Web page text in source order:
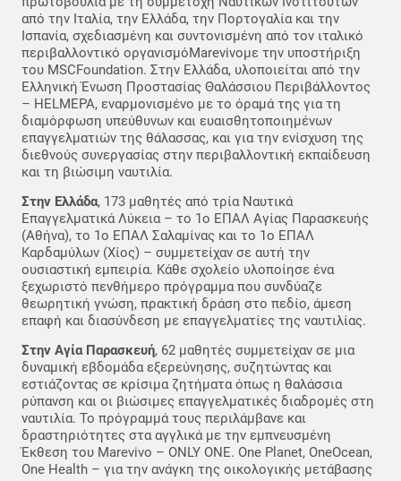
από την Ιταλία, την Ελλάδα, την Πορτογαλία και την
Ισπανία, σχεδιασμένη και συντονισμένη από τον ιταλικό
περιβαλλοντικό οργανισμόMarevivoμε την υποστήριξη
του MSCFoundation. Στην Ελλάδα, υλοποιείται από την
Ελληνική Ένωση Προστασίας Θαλάσσιου Περιβάλλοντος
– HELMEPA, εναρμονισμένο με το όραμά της για τη
διαμόρφωση υπεύθυνων και ευαισθητοποιημένων
επαγγελματιών της θάλασσας, και για την ενίσχυση της
διεθνούς συνεργασίας στην περιβαλλοντική εκπαίδευση
και τη βιώσιμη ναυτιλία.
Στην Ελλάδα, 173 μαθητές από τρία Ναυτικά
Επαγγελματικά Λύκεια – το 1ο ΕΠΑΛ Αγίας Παρασκευής
(Αθήνα), το 1ο ΕΠΑΛ Σαλαμίνας και το 1ο ΕΠΑΛ
Καρδαμύλων (Χίος) – συμμετείχαν σε αυτή την
ουσιαστική εμπειρία. Κάθε σχολείο υλοποίησε ένα
ξεχωριστό πενθήμερο πρόγραμμα που συνδύαζε
θεωρητική γνώση, πρακτική δράση στο πεδίο, άμεση
επαφή και διασύνδεση με επαγγελματίες της ναυτιλίας.
Στην Αγία Παρασκευή, 62 μαθητές συμμετείχαν σε μια
δυναμική εβδομάδα εξερεύνησης, συζητώντας και
εστιάζοντας σε κρίσιμα ζητήματα όπως η θαλάσσια
ρύπανση και οι βιώσιμες επαγγελματικές διαδρομές στη
ναυτιλία. Το πρόγραμμά τους περιλάμβανε και
δραστηριότητες στα αγγλικά με την εμπνευσμένη
Έκθεση του Marevivo – ONLY ONE. One Planet, OneOcean,
One Health – για την ανάγκη της οικολογικής μετάβασης